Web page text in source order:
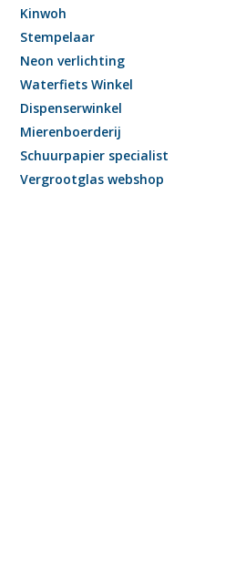
Kinwoh
Stempelaar
Neon verlichting
Waterfiets Winkel
Dispenserwinkel
Mierenboerderij
Schuurpapier specialist
Vergrootglas webshop